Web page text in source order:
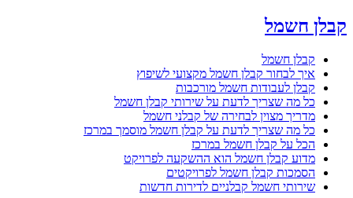
קבלן חשמל
קבלן חשמל
איך לבחור קבלן חשמל מקצועי לשיפוץ
קבלן לעבודות חשמל מורכבות
כל מה שצריך לדעת על שירותי קבלן חשמל
מדריך מצוין לבחירה של קבלני חשמל
כל מה שצריך לדעת על קבלן חשמל מוסמך במרכז
הכל על קבלן חשמל במרכז
מדוע קבלן חשמל הוא ההשקעה לפרויקט
הסמכות קבלן חשמל לפרויקטים
שירותי חשמל קבלניים לדירות חדשות